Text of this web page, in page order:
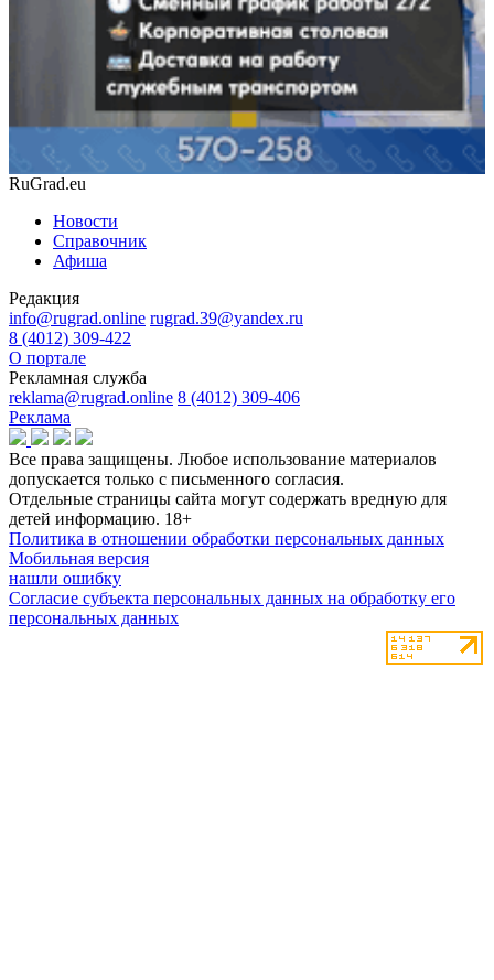
RuGrad.eu
Новости
Справочник
Афиша
Редакция
info@rugrad.online rugrad.39@yandex.ru
8 (4012) 309-422
О портале
Рекламная служба
reklama@rugrad.online 8 (4012) 309-406
Реклама
Все права защищены. Любое использование материалов
допускается только с письменного согласия.
Отдельные страницы сайта могут содержать вредную для
детей информацию. 18+
Политика в отношении обработки персональных данных
Мобильная версия
нашли ошибку
Согласие субъекта персональных данных на обработку его
персональных данных